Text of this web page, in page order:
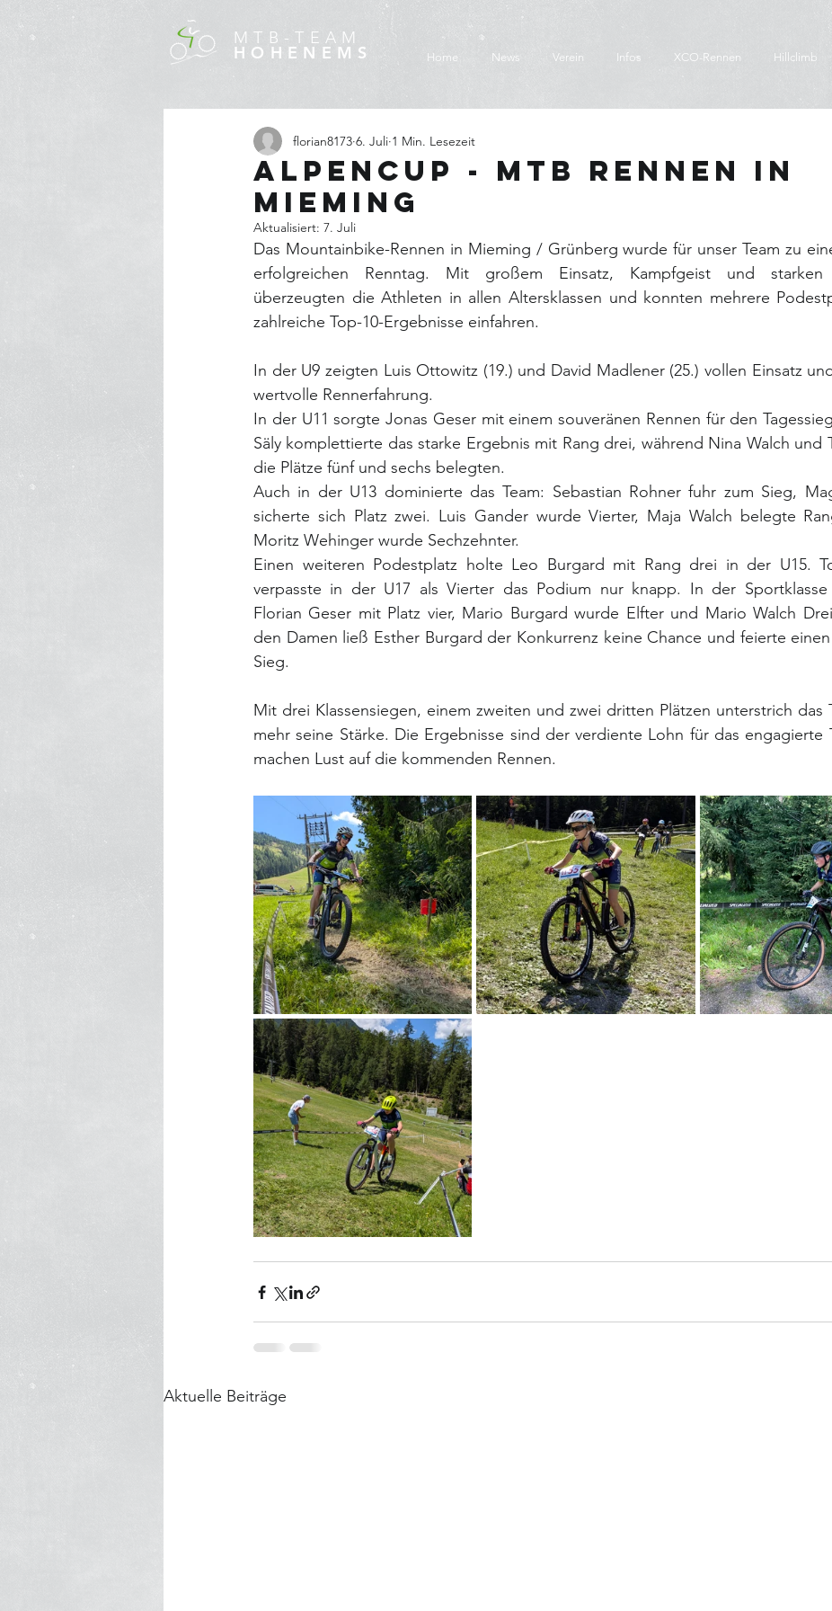
MTB-TEAM
HOHENEMS Home News Verein Infos XCO-Rennen Hillclimb
Alpencup - MTB Rennen in
Mieming
florian8173 6. Juli 1 Min. Lesezeit
Aktualisiert: 7. Juli
Das Mountainbike-Rennen in Mieming / Grünberg wurde für unser Team zu
erfolgreichen Renntag. Mit großem Einsatz, Kampfgeist und starken
überzeugten die Athleten in allen Altersklassen und konnten mehrere
zahlreiche Top-10-Ergebnisse einfahren.
In der U9 zeigten Luis Ottowitz (19.) und David Madlener (25.) vollen Einsatz
wertvolle Rennerfahrung.
In der U11 sorgte Jonas Geser mit einem souveränen Rennen für den
Säly komplettierte das starke Ergebnis mit Rang drei, während Nina Walch und
die Plätze fünf und sechs belegten.
Auch in der U13 dominierte das Team: Sebastian Rohner fuhr zum Sieg,
sicherte sich Platz zwei. Luis Gander wurde Vierter, Maja Walch belegte
Moritz Wehinger wurde Sechzehnter.
Einen weiteren Podestplatz holte Leo Burgard mit Rang drei in der U15.
verpasste in der U17 als Vierter das Podium nur knapp. In der Sportklasse
Florian Geser mit Platz vier, Mario Burgard wurde Elfter und Mario Walch
den Damen ließ Esther Burgard der Konkurrenz keine Chance und feierte
Sieg.
Mit drei Klassensiegen, einem zweiten und zwei dritten Plätzen unterstrich das
mehr seine Stärke. Die Ergebnisse sind der verdiente Lohn für das engagierte
machen Lust auf die kommenden Rennen.
Aktuelle Beiträge